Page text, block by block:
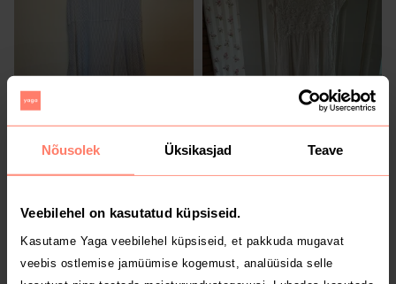
Nõusolek Üksikasjad Teave
Veebilehel on kasutatud küpsiseid.
Kasutame Yaga veebilehel küpsiseid, et pakkuda mugavat
veebis ostlemise jamüümise kogemust, analüüsida selle
15 €